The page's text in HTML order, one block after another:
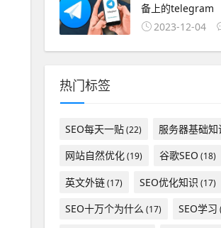
备上的telegram
2023-12-04
热门标签
SEO每天一贴(22) 服务器基础知
网站自然优化(19) 谷歌SEO (18)
英文外链(17) SEO优化知识 (17)
SEO十万个为什么 (17) SEO学习